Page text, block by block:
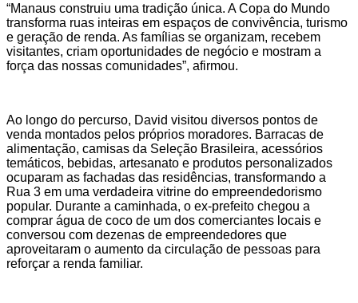
“Manaus construiu uma tradição única. A Copa do Mundo
transforma ruas inteiras em espaços de convivência, turismo
e geração de renda. As famílias se organizam, recebem
visitantes, criam oportunidades de negócio e mostram a
força das nossas comunidades”, afirmou.
Ao longo do percurso, David visitou diversos pontos de
venda montados pelos próprios moradores. Barracas de
alimentação, camisas da Seleção Brasileira, acessórios
temáticos, bebidas, artesanato e produtos personalizados
ocuparam as fachadas das residências, transformando a
Rua 3 em uma verdadeira vitrine do empreendedorismo
popular. Durante a caminhada, o ex-prefeito chegou a
comprar água de coco de um dos comerciantes locais e
conversou com dezenas de empreendedores que
aproveitaram o aumento da circulação de pessoas para
reforçar a renda familiar.